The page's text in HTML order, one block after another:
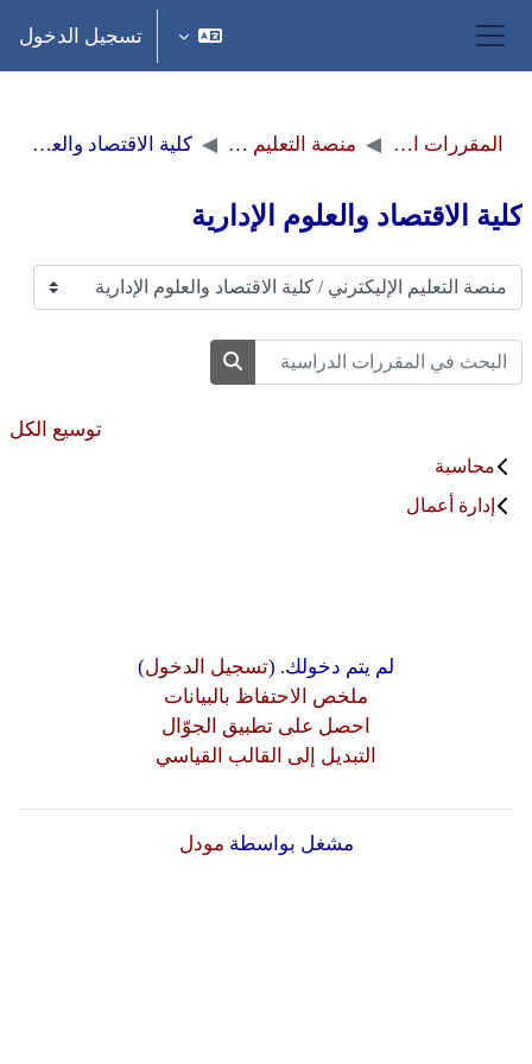
تسجيل الدخول
المقررات الدراسية منصة التعليم الإليكترني كلية الاقتصاد والعلوم الإدارية
كلية الاقتصاد والعلوم الإدارية
تصنيفات المقررات
البحث في المقررات الدراسية
البحث في المقررات الدراسية
توسيع الكل
محاسبة
إدارة أعمال
لم يتم دخولك. (تسجيل الدخول)
ملخص الاحتفاظ بالبيانات
احصل على تطبيق الجوّال
التبديل إلى القالب القياسي
مشغل بواسطة مودل